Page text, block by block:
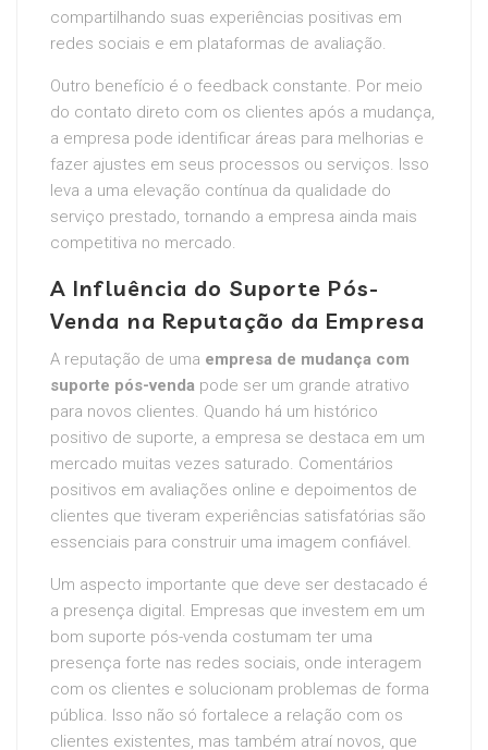
compartilhando suas experiências positivas em
redes sociais e em plataformas de avaliação.
Outro benefício é o feedback constante. Por meio
do contato direto com os clientes após a mudança,
a empresa pode identificar áreas para melhorias e
fazer ajustes em seus processos ou serviços. Isso
leva a uma elevação contínua da qualidade do
serviço prestado, tornando a empresa ainda mais
competitiva no mercado.
A Influência do Suporte Pós-
Venda na Reputação da Empresa
A reputação de uma empresa de mudança com
suporte pós-venda pode ser um grande atrativo
para novos clientes. Quando há um histórico
positivo de suporte, a empresa se destaca em um
mercado muitas vezes saturado. Comentários
positivos em avaliações online e depoimentos de
clientes que tiveram experiências satisfatórias são
essenciais para construir uma imagem confiável.
Um aspecto importante que deve ser destacado é
a presença digital. Empresas que investem em um
bom suporte pós-venda costumam ter uma
presença forte nas redes sociais, onde interagem
com os clientes e solucionam problemas de forma
pública. Isso não só fortalece a relação com os
clientes existentes, mas também atraí novos, que